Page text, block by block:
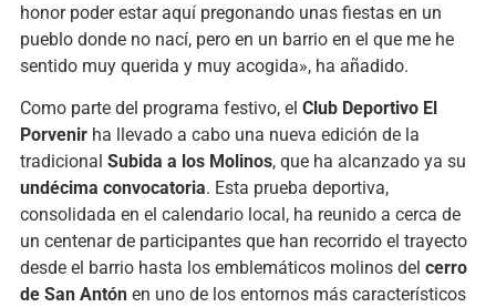
honor poder estar aquí pregonando unas fiestas en un
pueblo donde no nací, pero en un barrio en el que me he
sentido muy querida y muy acogida», ha añadido.
Como parte del programa festivo, el Club Deportivo El
Porvenirha llevado a cabo una nueva edición de la
tradicional Subida a los Molinos, que ha alcanzado ya su
undécima convocatoria. Esta prueba deportiva,
consolidada en el calendario local, ha reunido a cerca de
un centenar de participantes que han recorrido el trayecto
desde el barrio hasta los emblemáticos molinos del cerro
de San Antónen uno de los entornos más característicos